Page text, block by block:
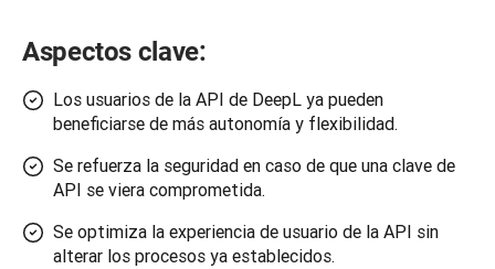
Aspectos clave:
Los usuarios de la API de DeepL ya pueden
beneficiarse de más autonomía y flexibilidad.
Se refuerza la seguridad en caso de que una clave de
API se viera comprometida.
Se optimiza la experiencia de usuario de la API sin
alterar los procesos ya establecidos.